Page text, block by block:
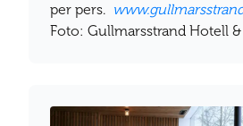
per pers.
Foto: Gullmarsstrand Hotell